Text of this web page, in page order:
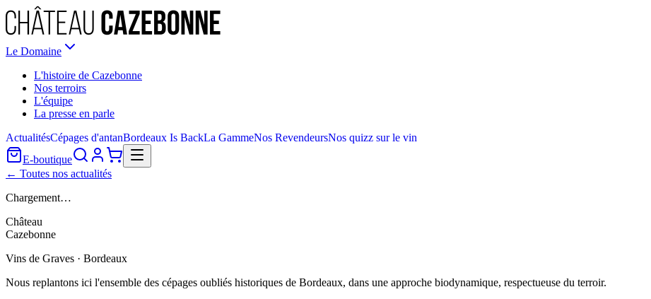
Le Domaine
L'histoire de Cazebonne
Nos terroirs
L'équipe
La presse en parle
ActualitésCépages d'antanBordeaux Is BackLa GammeNos RevendeursNos quizz sur le vin
E-boutique
← Toutes nos actualités
Chargement…
Château
Cazebonne
Vins de Graves · Bordeaux
Nous replantons ici l'ensemble des cépages oubliés historiques de Bordeaux, dans une approche biodynamique, respectueuse du terroir.